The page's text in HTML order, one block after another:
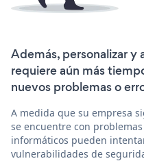
Además, personalizar y
requiere aún más
nuevos problemas o
A medida que su empresa
se encuentre con
informáticos pueden
vulnerabilidades de